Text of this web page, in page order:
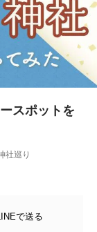
スポットを
社巡り
LINEで送る